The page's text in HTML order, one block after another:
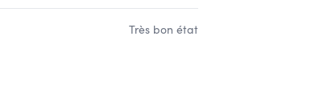
Très bon état